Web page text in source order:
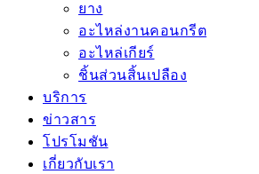
ยาง
อะไหล่งานคอนกรีต
อะไหล่เกียร์
ชิ้นส่วนสิ้นเปลือง
บริการ
ข่าวสาร
โปรโมชัน
เกี่ยวกับเรา